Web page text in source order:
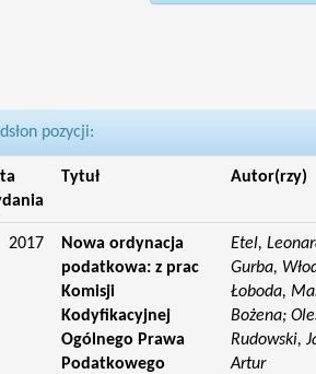
pozycji:
Tytuł Autor(rzy)
2017
Nowa ordynacja
podatkowa: z prac
Komisji
Kodyfikacyjnej
Ogólnego Prawa
Podatkowego
Etel,
Gurba,
Łoboda,
Bożena;
Rudowski,
Artur